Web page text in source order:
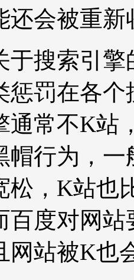
还会被重新
索引擎
惩罚在各
通常不K站
帽行为，
松，K站也
百度对网
网站被K也